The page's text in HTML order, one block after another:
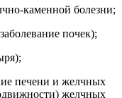
каменной болезни;
почек);
печени и желчных
желчных